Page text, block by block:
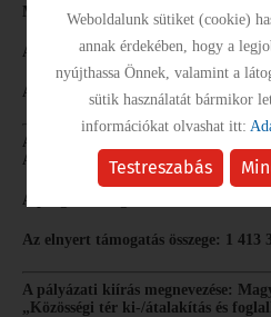
MFP-ÖTIK/2021
A program megvalósításának éve:
Az elnyer támogatás összege: 4 999
A pályázati kiírás megnevezése:
Állattartás elősegítése" – MFP-FAE/
A program megvalósításának éve:2022
Az elnyert támogatás összege: 1 413
A pályázati kiírás megnevezése:
„Közösségi tér ki-/átalakítás és
Testreszabás
Weboldalunk sütiket (cookie)
annak érdekében, hogy a
nyújthassa Önnek, valamint a
sütik használatát bármikor
információkat olvashat itt: